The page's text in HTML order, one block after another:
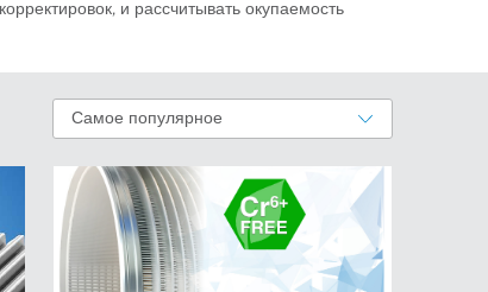
и рассчитывать окупаемость
Самое популярное